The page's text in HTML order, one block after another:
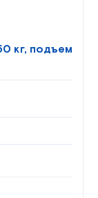
кг, подъем